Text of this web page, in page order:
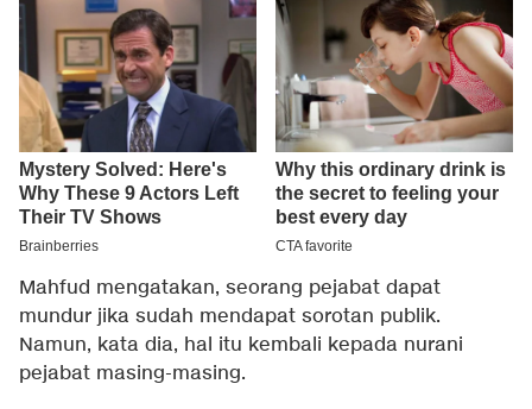
Mahfud mengatakan, seorang pejabat dapat
mundur jika sudah mendapat sorotan publik.
Namun, kata dia, hal itu kembali kepada nurani
pejabat masing-masing.